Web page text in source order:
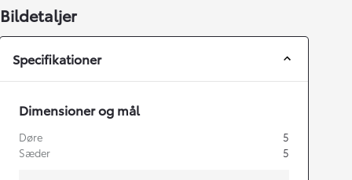
Bildetaljer
Specifikationer
Dimensioner og mål
Døre
5
Sæder
5